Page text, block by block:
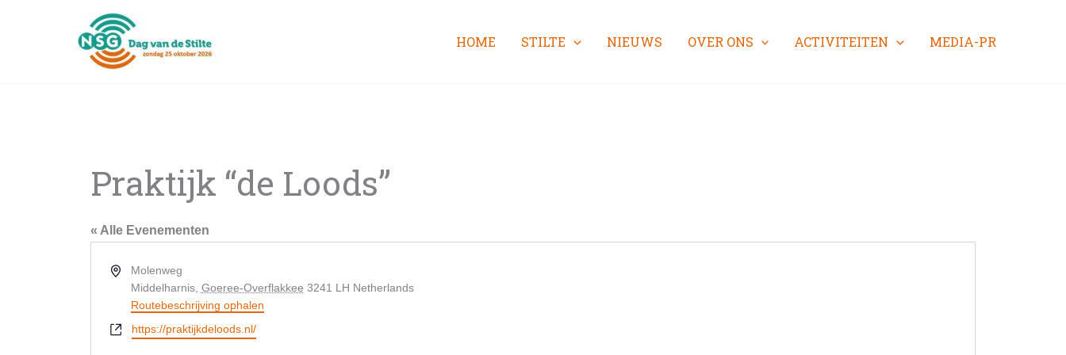
HOME STILTE NIEUWS OVER ONS ACTIVITEITEN MEDIA-PR
Praktijk “de Loods”
« Alle Evenementen
AdresMolenweg
Middelharnis, Goeree-Overflakkee 3241 LH Netherlands
Routebeschrijving ophalen
Websitehttps://praktijkdeloods.nl/